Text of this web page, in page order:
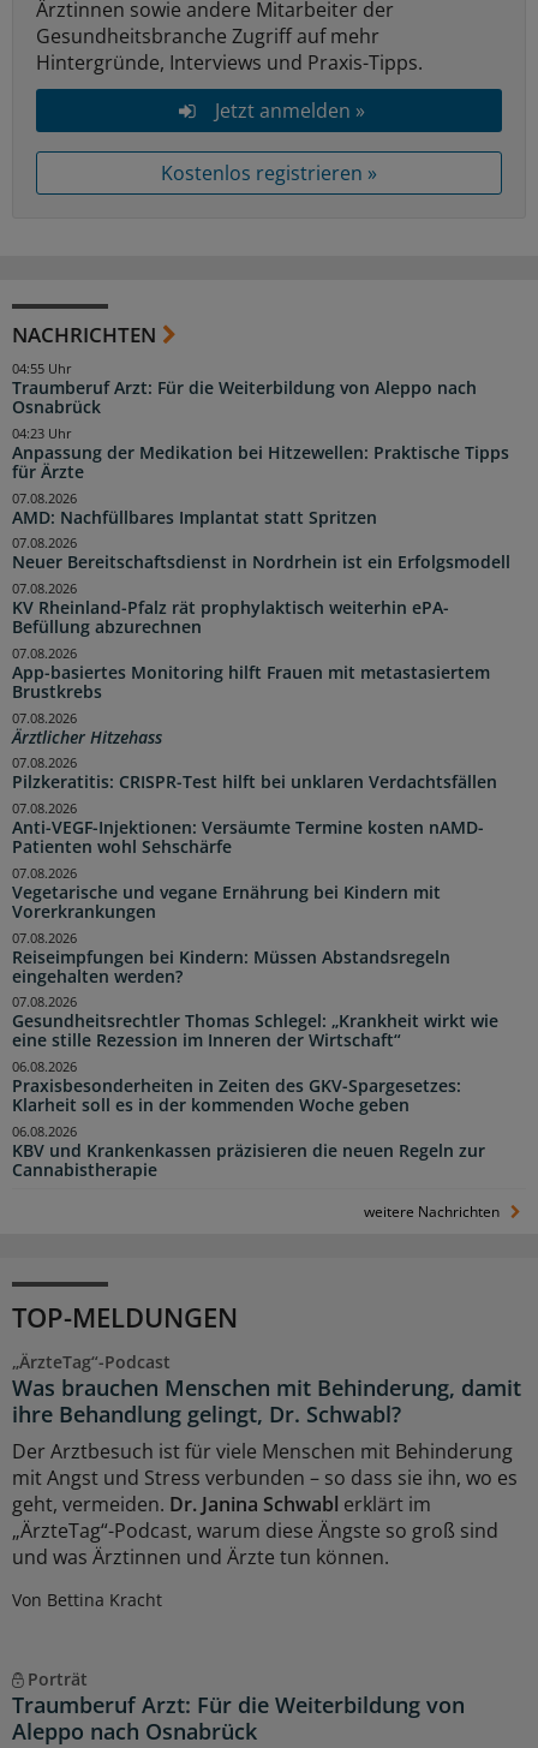
Ärztinnen sowie andere Mitarbeiter der
Gesundheitsbranche Zugriff auf mehr
Hintergründe, Interviews und Praxis-Tipps.
Jetzt anmelden »
Kostenlos registrieren »
NACHRICHTEN
Traumberuf Arzt: Für die Weiterbildung von Aleppo nach
Osnabrück
04:55 Uhr
Anpassung der Medikation bei Hitzewellen: Praktische Tipps
für Ärzte
04:23 Uhr
AMD: Nachfüllbares Implantat statt Spritzen
07.08.2026
Neuer Bereitschaftsdienst in Nordrhein ist ein Erfolgsmodell
07.08.2026
KV Rheinland-Pfalz rät prophylaktisch weiterhin ePA-
Befüllung abzurechnen
07.08.2026
App-basiertes Monitoring hilft Frauen mit metastasiertem
Brustkrebs
07.08.2026
Ärztlicher Hitzehass
07.08.2026
Pilzkeratitis: CRISPR-Test hilft bei unklaren Verdachtsfällen
07.08.2026
Anti-VEGF-Injektionen: Versäumte Termine kosten nAMD-
Patienten wohl Sehschärfe
07.08.2026
Vegetarische und vegane Ernährung bei Kindern mit
Vorerkrankungen
07.08.2026
Reiseimpfungen bei Kindern: Müssen Abstandsregeln
eingehalten werden?
07.08.2026
Gesundheitsrechtler Thomas Schlegel: „Krankheit wirkt wie
eine stille Rezession im Inneren der Wirtschaft“
07.08.2026
Praxisbesonderheiten in Zeiten des GKV-Spargesetzes:
Klarheit soll es in der kommenden Woche geben
06.08.2026
KBV und Krankenkassen präzisieren die neuen Regeln zur
Cannabistherapie
06.08.2026
weitere Nachrichten
TOP-MELDUNGEN
„ÄrzteTag“-Podcast
Was brauchen Menschen mit Behinderung, damit
ihre Behandlung gelingt, Dr. Schwabl?
Der Arztbesuch ist für viele Menschen mit Behinderung
mit Angst und Stress verbunden – so dass sie ihn, wo es
geht, vermeiden. Dr. Janina Schwabl erklärt im
„ÄrzteTag“-Podcast, warum diese Ängste so groß sind
und was Ärztinnen und Ärzte tun können.
Von Bettina Kracht
Porträt
Traumberuf Arzt: Für die Weiterbildung von
Aleppo nach Osnabrück